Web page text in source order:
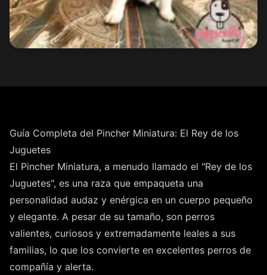
Guía Completa del Pincher Miniatura: El Rey de los
Juguetes
El Pincher Miniatura, a menudo llamado el "Rey de los
Juguetes", es una raza que empaqueta una
personalidad audaz y enérgica en un cuerpo pequeño
y elegante. A pesar de su tamaño, son perros
valientes, curiosos y extremadamente leales a sus
familias, lo que los convierte en excelentes perros de
compañía y alerta.